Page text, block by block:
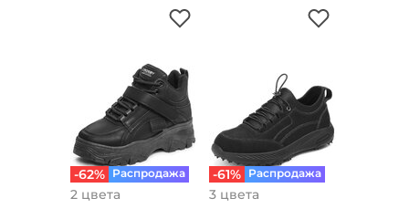
-62% Распродажа
2 цвета
-61% Распродажа
3 цвета